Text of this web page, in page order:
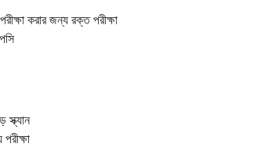
করার জন্য রক্ত পরীক্ষা
স্ক্যান